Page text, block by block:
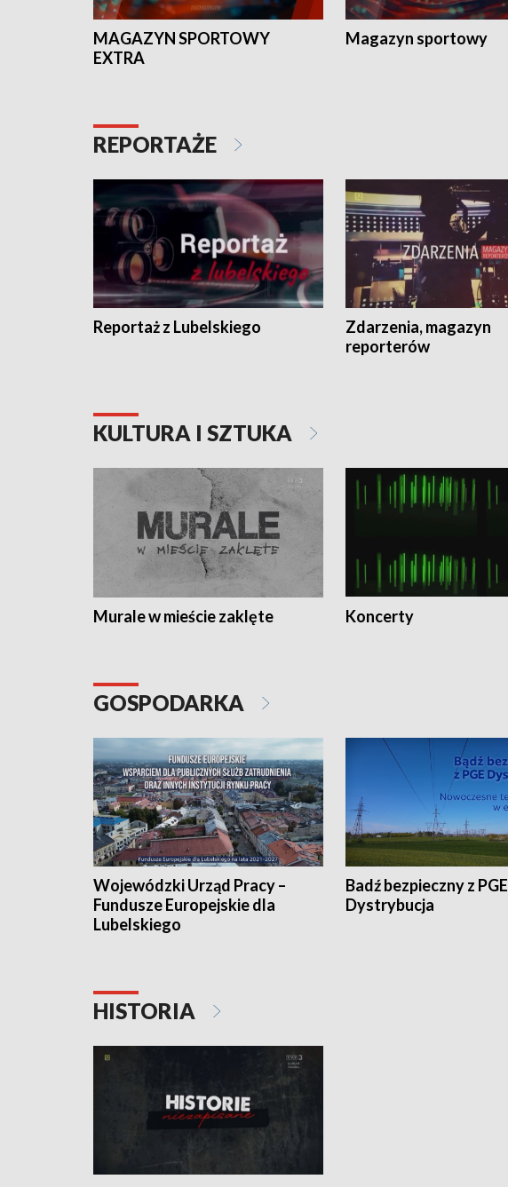
MAGAZYN SPORTOWY
EXTRA
Magazyn sportowy
REPORTAŻE
Reportaż z Lubelskiego
Zdarzenia, magazyn
reporterów
KULTURA I SZTUKA
Murale w mieście zaklęte Koncerty
GOSPODARKA
Wojewódzki Urząd Pracy –
Fundusze Europejskie dla
Lubelskiego
Badź bezpieczny z PGE
Dystrybucja
HISTORIA